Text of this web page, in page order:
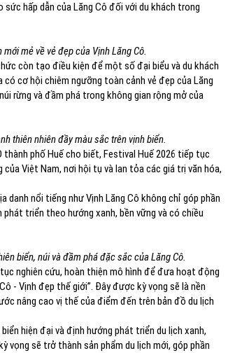
hấp dẫn của Lăng Cô đối với du khách trong
mẻ về vẻ đẹp của Vịnh Lăng Cô.
còn tạo điều kiện để một số đại biểu và du khách
cơ hội chiêm ngưỡng toàn cảnh vẻ đẹp của Lăng
rừng và đầm phá trong không gian rộng mở của
thiên nhiên đầy màu sắc trên vịnh biển.
phố Huế cho biết, Festival Huế 2026 tiếp tục
Việt Nam, nơi hội tụ và lan tỏa các giá trị văn hóa,
nổi tiếng như Vịnh Lăng Cô không chỉ góp phần
triển theo hướng xanh, bền vững và có chiều
biển, núi và đầm phá đặc sắc của Lăng Cô.
nghiên cứu, hoàn thiện mô hình để đưa hoạt động
- Vịnh đẹp thế giới”. Đây được kỳ vọng sẽ là nền
nâng cao vị thế của điểm đến trên bản đồ du lịch
hiện đại và định hướng phát triển du lịch xanh,
vọng sẽ trở thành sản phẩm du lịch mới, góp phần